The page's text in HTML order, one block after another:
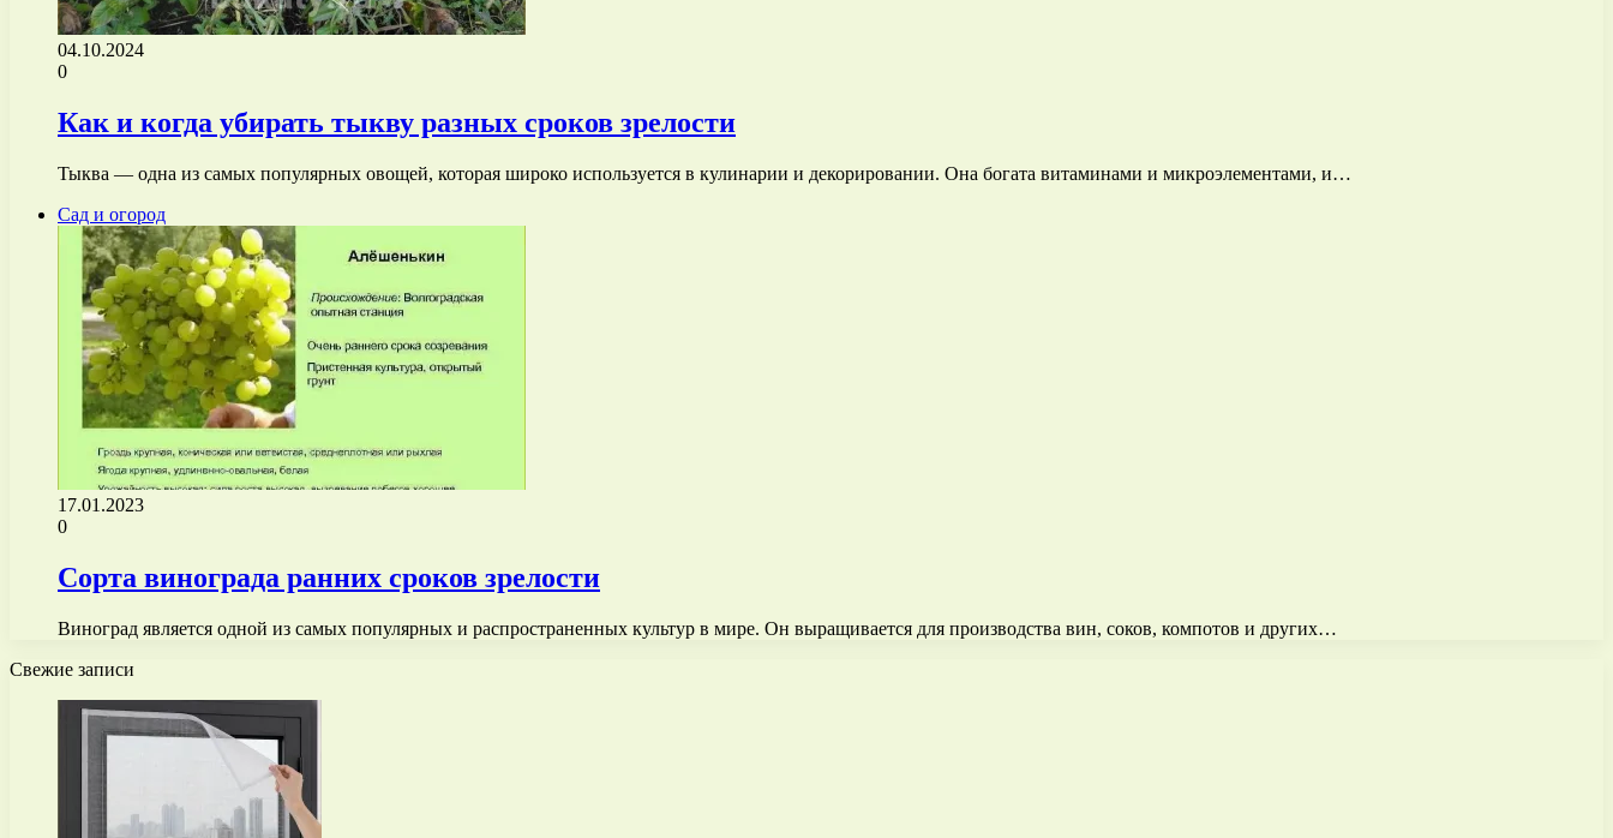
04.10.2024
0
Как и когда убирать тыкву разных сроков зрелости
Тыква — одна из самых популярных овощей, которая широко используется в кулинарии и декорировании. Она богата витаминами и микроэлементами, и…
Сад и огород
17.01.2023
0
Сорта винограда ранних сроков зрелости
Виноград является одной из самых популярных и распространенных культур в мире. Он выращивается для производства вин, соков, компотов и других…
Свежие записи